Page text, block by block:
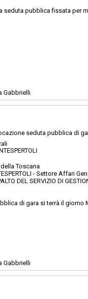
pubblica fissata per
Gabbrielli
seduta pubblica di
Toscana
- Settore Affari
DEL SERVIZIO DI
di gara si terrà il
Gabbrielli